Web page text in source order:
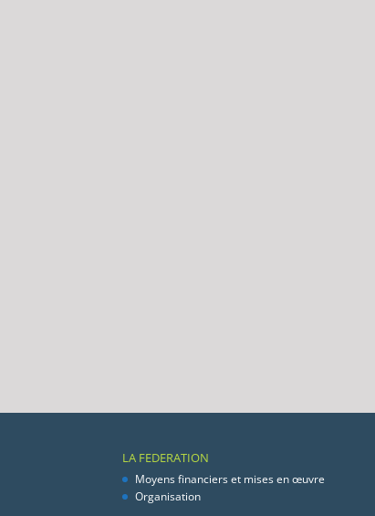
LA FEDERATION
Moyens financiers et mises en œuvre
Organisation